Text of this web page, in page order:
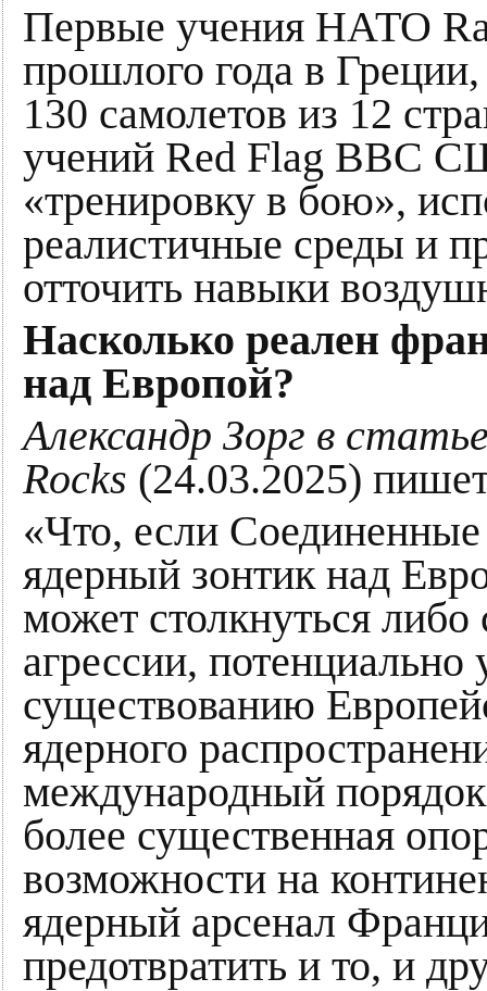
Первые учения НАТО
прошлого года в
130 самолетов из 12
учений Red Flag ВВС
«тренировку в бою»,
реалистичные среды и
отточить навыки
Насколько реален
над Европой?
Александр Зорг в
Rocks (24.03.2025)
«Что, если
ядерный зонтик над
может столкнуться
агрессии,
существованию
ядерного
международный
более существенная
возможности на
ядерный арсенал
предотвратить и то, и